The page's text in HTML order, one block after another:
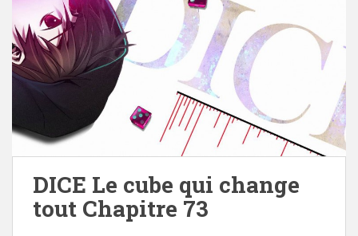
DICE Le cube qui change
tout Chapitre 73